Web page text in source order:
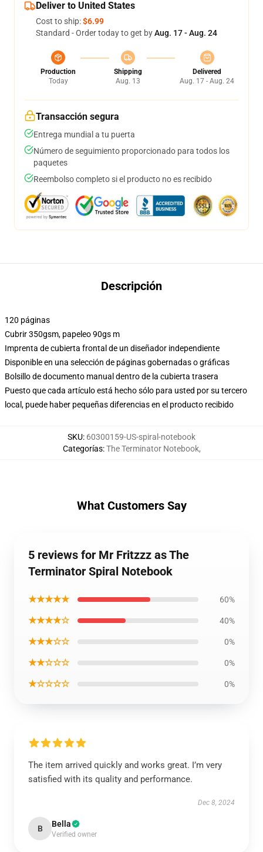
Deliver to United States
Cost to ship:$6.99
Standard - Order today to get byAug. 17 - Aug. 24
Production
Today
Shipping
Aug. 13
Delivered
Aug. 17 - Aug. 24
Transacción segura
Entrega mundial a tu puerta
Número de seguimiento proporcionado para todos los
paquetes
Reembolso completo si el producto no es recibido
Descripción
120 páginas
Cubrir 350gsm, papeleo 90gs m
Imprenta de cubierta frontal de un diseñador independiente
Disponible en una selección de páginas gobernadas o gráficas
Bolsillo de documento manual dentro de la cubierta trasera
Puesto que cada artículo está hecho sólo para usted por su tercero
local, puede haber pequeñas diferencias en el producto recibido
SKU: 60300159-US-spiral-notebook
Categorías:The Terminator Notebook,
What Customers Say
5 reviews for Mr Fritzzz as The
Terminator Spiral Notebook
★★★★★ 60%
★★★★☆ 40%
★★★☆☆ 0%
★★☆☆☆ 0%
★☆☆☆☆ 0%
The item arrived quickly and works great. I’m very
satisfied with its quality and performance.
Dec 8, 2024
B Bella
Verified owner